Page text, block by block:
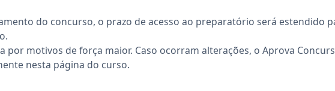
do concurso, o prazo de acesso ao preparatório será estendido
motivos de força maior. Caso ocorram alterações, o Aprova
nesta página do curso.